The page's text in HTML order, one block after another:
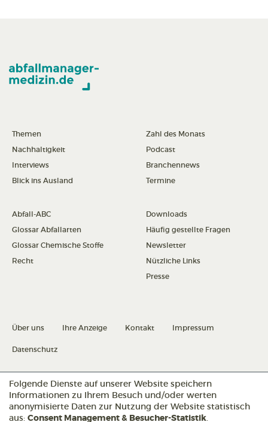
Themen
Nachhaltigkeit
Interviews
Blick ins Ausland
Zahl des Monats
Podcast
Branchennews
Termine
Abfall-ABC
Glossar Abfallarten
Glossar Chemische Stoffe
Recht
Downloads
Häufig gestellte Fragen
Newsletter
Nützliche Links
Presse
Über uns Ihre Anzeige Kontakt Impressum
Datenschutz
Datenschutz konfigurieren
Folgende Dienste auf unserer Website speichern
Informationen zu Ihrem Besuch und/oder werten
anonymisierte Daten zur Nutzung der Website statistisch
aus: Consent Management & Besucher-Statistik.